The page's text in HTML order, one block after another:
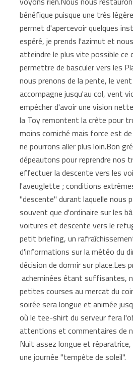
bénéfique puisque une très
permet d'apercevoir quelques
espéré, je prends l'azimut et
atteindre le plus vite possible ce
permettre de basculer vers les
nous prenons de la pente, le
accompagne jusqu'au col, vent
empêcher d'avoir une vision
la Toy remontent la crête pour
moins corniché mais force est
ne pourrons aller plus loin.Bon
dépeautons pour reprendre nos
effectuer la descente vers les
l'aveuglette ; conditions
"descente" durant laquelle nous
souvent que d'ordinaire sur les
voitures et descente vers le
petit briefing, un
d'informations sur la météo du
décision de dormir sur place.Les
acheminées étant suffisantes,
petites courses au mercat du
soirée sera longue et animée
où le tee-shirt du serveur fera
attentions et commentaires de
Nuit assez longue et
une journée "tempête de soleil".